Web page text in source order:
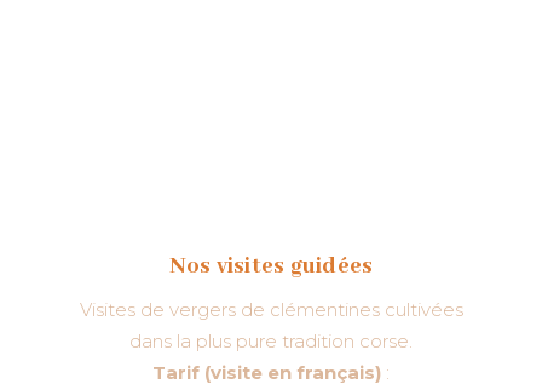
Nos visites guidées
Visites de vergers de clémentines cultivées
dans la plus pure tradition corse.
Tarif (visite en français) :